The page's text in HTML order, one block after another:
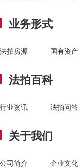
业务形式
法拍房源 国有资产
法拍百科
行业资讯 法拍问答
关于我们
公司简介 企业文化